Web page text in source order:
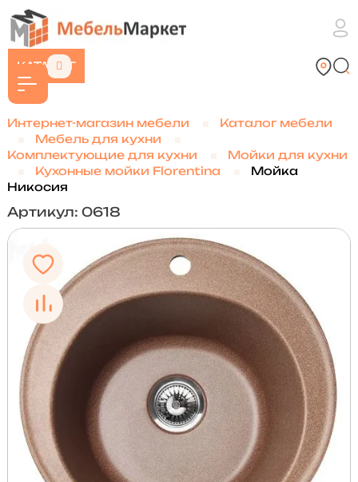
КАТАЛОГ
Интернет-магазин мебели
Каталог мебели
Мебель для кухни
Комплектующие для кухни
Мойки для кухни
Кухонные мойки Florentina
Мойка
Никосия
Артикул: 0618